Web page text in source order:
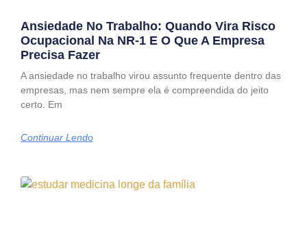
Ansiedade No Trabalho: Quando Vira Risco
Ocupacional Na NR-1 E O Que A Empresa
Precisa Fazer
A ansiedade no trabalho virou assunto frequente dentro das
empresas, mas nem sempre ela é compreendida do jeito
certo. Em
Continuar Lendo